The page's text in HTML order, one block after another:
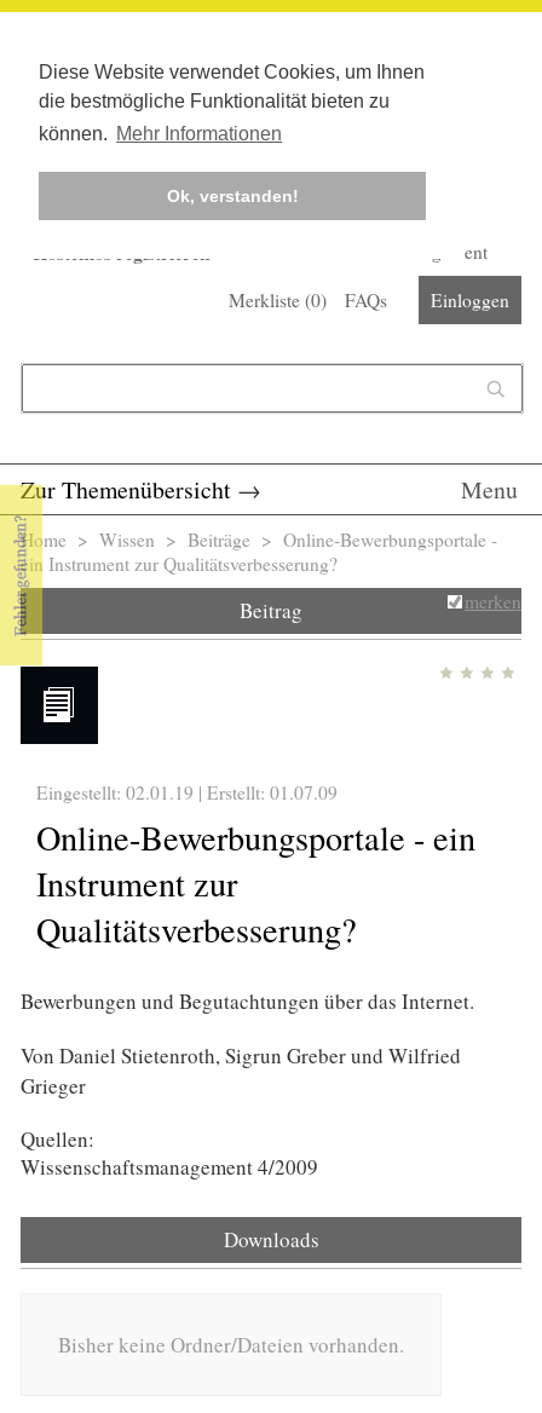
Diese Website verwendet Cookies, um Ihnen
die bestmögliche Funktionalität bieten zu
können. Mehr Informationen
Ok, verstanden!
Kostenlos registrieren
Corona-Management
Merkliste (0) FAQs Einloggen
Zur Themenübersicht → Menu
Sie sind hier
Home > Wissen > Beiträge > Online-Bewerbungsportale -
ein Instrument zur Qualitätsverbesserung?
Beitrag merken
Eingestellt: 02.01.19 | Erstellt: 01.07.09
Online-Bewerbungsportale - ein
Instrument zur
Qualitätsverbesserung?
Bewerbungen und Begutachtungen über das Internet.
Von Daniel Stietenroth, Sigrun Greber und Wilfried
Grieger
Quellen:
Wissenschaftsmanagement 4/2009
Downloads
Bisher keine Ordner/Dateien vorhanden.